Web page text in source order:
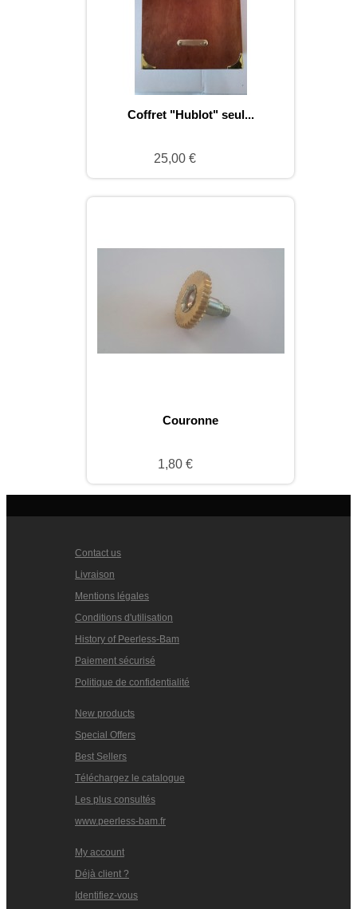
Coffret "Hublot" seul...
25,00 €
Couronne
1,80 €
Contact us
Livraison
Mentions légales
Conditions d'utilisation
History of Peerless-Bam
Paiement sécurisé
Politique de confidentialité
New products
Special Offers
Best Sellers
Téléchargez le catalogue
Les plus consultés
www.peerless-bam.fr
My account
Déjà client ?
Identifiez-vous